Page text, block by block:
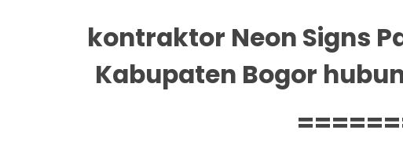
kontraktor Neon Signs
Kabupaten Bogor